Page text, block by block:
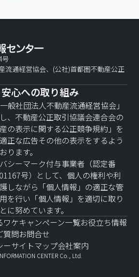
号
流通経営協会、(公社)首都圏不動産公正
心への取り組み
一般社団法人不動産流通経営協会」
、不動産公正取引協議会連合会の
産の表示に関する公正競争規約」を
正な広告その他の表示をするよう
ります。
シーマーク付与事業者（認定番
号）として、個人の権利や利
しながら「個人情報」の適正な管
を行い「個人情報」を適切に取り
に努めています。
ワケキャンペーン一覧お役立ち情報
質問お問合せ
ーサイトマップ会社案内
CENTER Co., Ltd.